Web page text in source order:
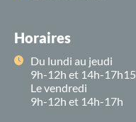
Horaires
Du lundi au jeudi
9h-12h et 14h-17h15
Le vendredi
9h-12h et 14h-17h